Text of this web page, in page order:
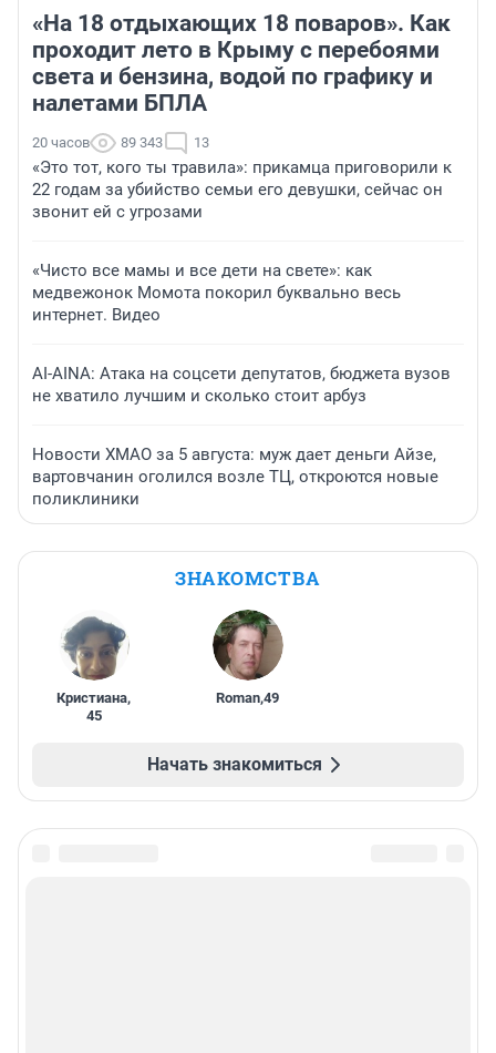
«На 18 отдыхающих 18 поваров». Как
проходит лето в Крыму с перебоями
света и бензина, водой по графику и
налетами БПЛА
20 часов 89 343 13
«Это тот, кого ты травила»: прикамца приговорили к
22 годам за убийство семьи его девушки, сейчас он
звонит ей с угрозами
«Чисто все мамы и все дети на свете»: как
медвежонок Момота покорил буквально весь
интернет. Видео
AI-AINA: Атака на соцсети депутатов, бюджета вузов
не хватило лучшим и сколько стоит арбуз
Новости ХМАО за 5 августа: муж дает деньги Айзе,
вартовчанин оголился возле ТЦ, откроются новые
поликлиники
ЗНАКОМСТВА
Кристиана,
45
Roman,49
Начать знакомиться